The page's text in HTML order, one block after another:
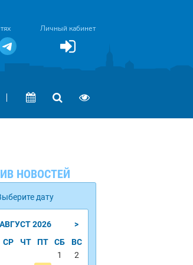
Личный кабинет
НОВОСТЕЙ
дату
АВГУСТ2026
>
СР ЧТ ПТ СБ
ВС
1
2